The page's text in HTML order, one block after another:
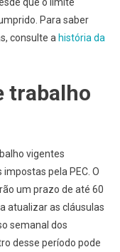
Para saber
consulte a história da
trabalho
vigentes
pela PEC. O
um prazo de até 60
atualizar as cláusulas
semanal dos
desse período pode